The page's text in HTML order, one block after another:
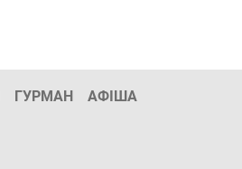
ГУРМАН АФІША